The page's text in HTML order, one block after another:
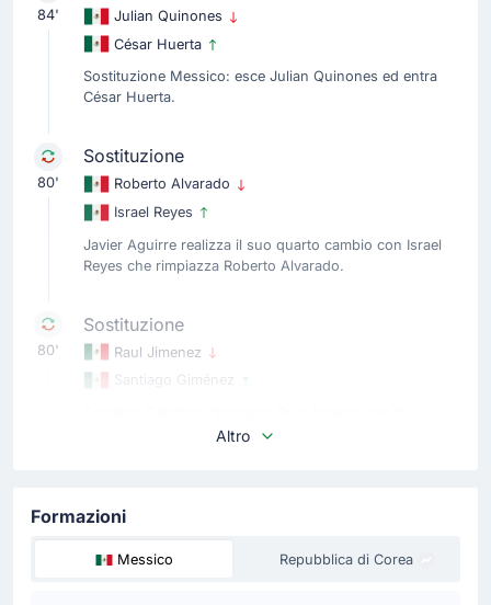
84'
Julian Quinones
César Huerta
Sostituzione Messico: esce Julian Quinones ed entra
César Huerta.
80'
Sostituzione
Roberto Alvarado
Israel Reyes
Javier Aguirre realizza il suo quarto cambio con Israel
Reyes che rimpiazza Roberto Alvarado.
80'
Sostituzione
Raul Jimenez
Santiago Giménez
77'
Seung-Ho Paik
Altro
Formazioni
Messico Repubblica di Corea